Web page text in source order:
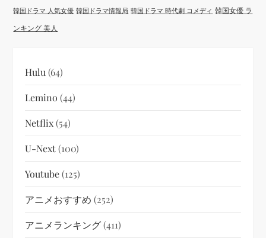
韓国ドラマ 人気女優 韓国ドラマ情報局 韓国ドラマ 時代劇 コメディ 韓国女優 ラ
ンキング 美人
Hulu (64)
Lemino (44)
Netflix(54)
U-Next(100)
Youtube(125)
アニメおすすめ (252)
アニメランキング(411)